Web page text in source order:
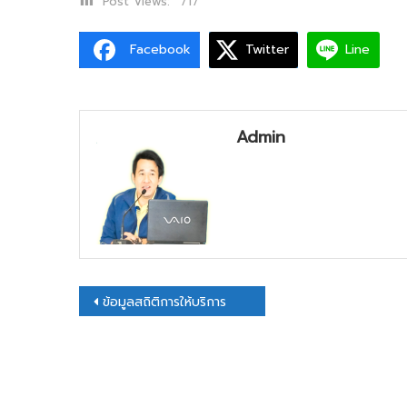
Facebook Twitter Line
Admin
ข้อมูลสถิติการให้บริการ